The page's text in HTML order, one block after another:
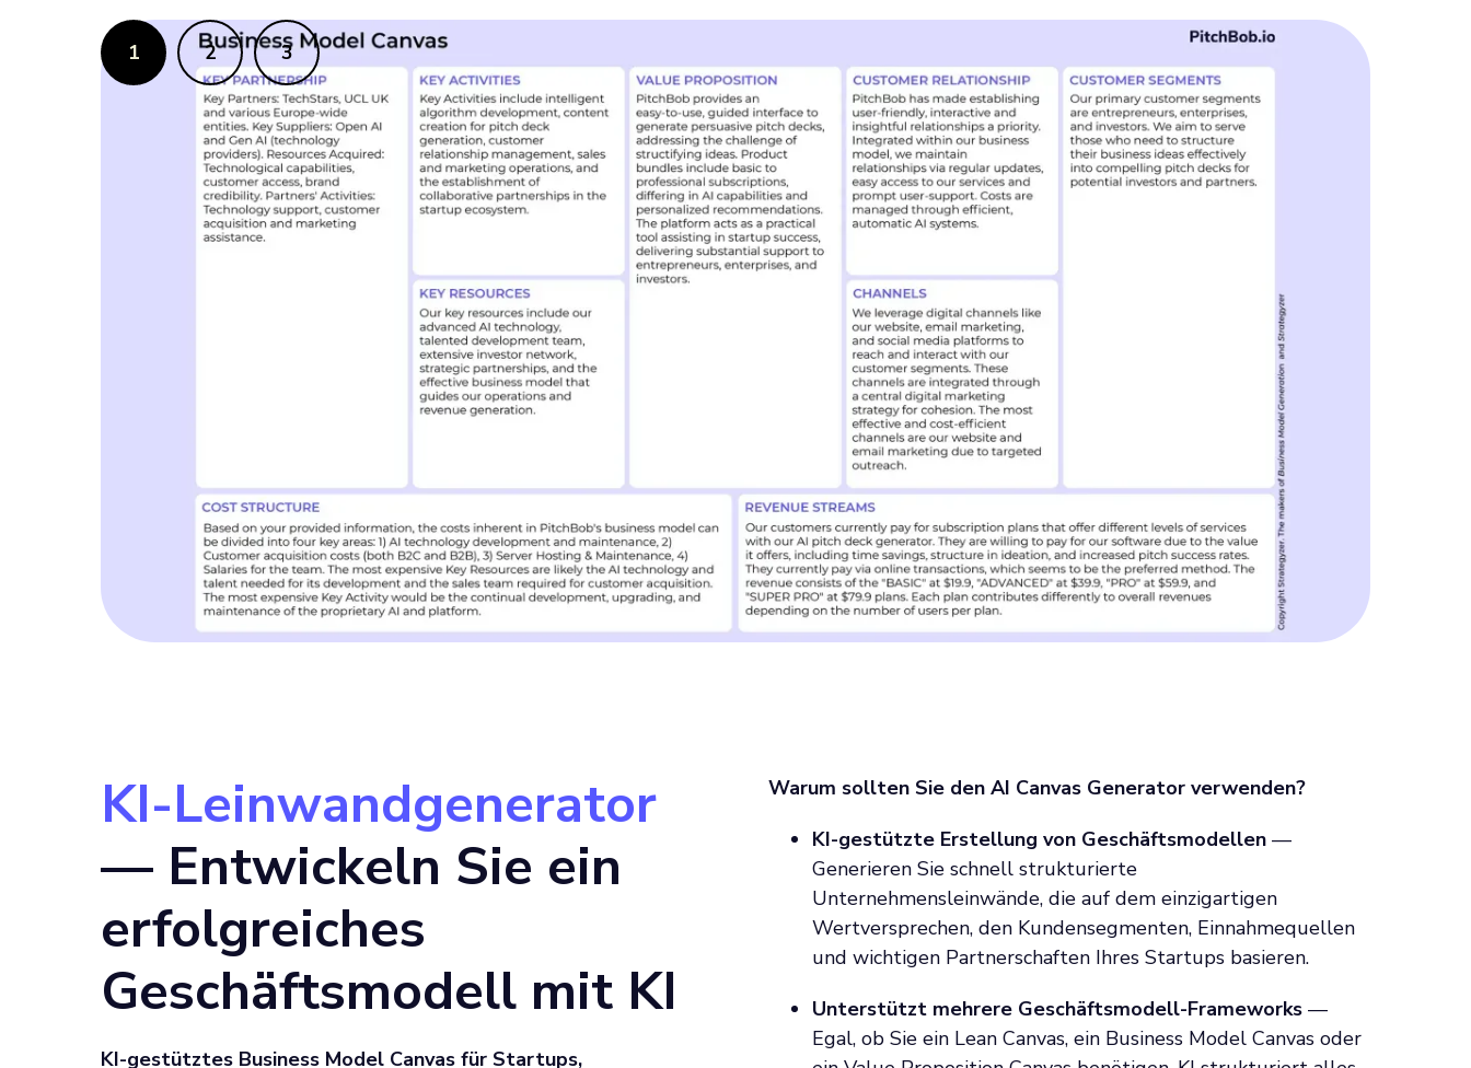
1 2 3
KI-Leinwandgenerator
— Entwickeln Sie ein
erfolgreiches
Geschäftsmodell mit KI
KI-gestütztes Business Model Canvas für Startups,
Warum sollten Sie den AI Canvas Generator verwenden?
KI-gestützte Erstellung von Geschäftsmodellen —
Generieren Sie schnell strukturierte
Unternehmensleinwände, die auf dem einzigartigen
Wertversprechen, den Kundensegmenten, Einnahmequellen
und wichtigen Partnerschaften Ihres Startups basieren.
Unterstützt mehrere Geschäftsmodell-Frameworks —
Egal, ob Sie ein Lean Canvas, ein Business Model Canvas oder